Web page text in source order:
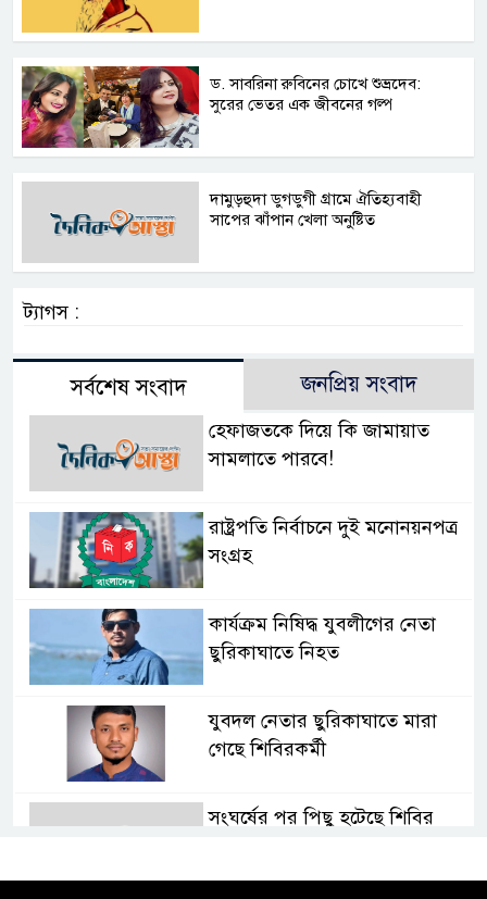
ড. সাবরিনা রুবিনের চোখে শুভ্রদেব:
সুরের ভেতর এক জীবনের গল্প
দামুড়হুদা ডুগডুগী গ্রামে ঐতিহ্যবাহী
সাপের ঝাঁপান খেলা অনুষ্টিত
ট্যাগস :
সর্বশেষ সংবাদ জনপ্রিয় সংবাদ
হেফাজতকে দিয়ে কি জামায়াত
সামলাতে পারবে!
রাষ্ট্রপতি নির্বাচনে দুই মনোনয়নপত্র
সংগ্রহ
কার্যক্রম নিষিদ্ধ যুবলীগের নেতা
ছুরিকাঘাতে নিহত
যুবদল নেতার ছুরিকাঘাতে মারা
গেছে শিবিরকর্মী
সংঘর্ষের পর পিছু হটেছে শিবির